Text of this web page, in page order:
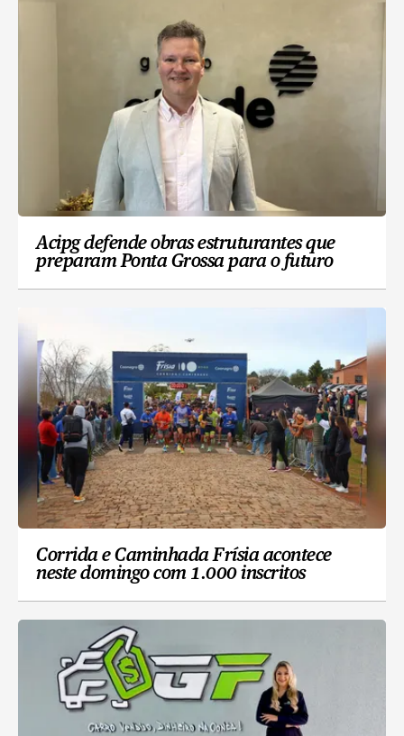
Acipg defende obras estruturantes que
preparam Ponta Grossa para o futuro
Corrida e Caminhada Frísia acontece
neste domingo com 1.000 inscritos